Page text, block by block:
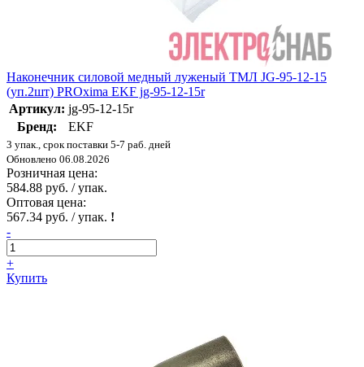
Наконечник силовой медный луженый ТМЛ JG-95-12-15
(уп.2шт) PROxima EKF jg-95-12-15r
Артикул: jg-95-12-15r
Бренд:
EKF
3 упак., срок поставки 5-7 раб. дней
Обновлено 06.08.2026
Розничная цена:
584.88 руб. / упак.
Оптовая цена:
567.34 руб. / упак. !
-
+
Купить